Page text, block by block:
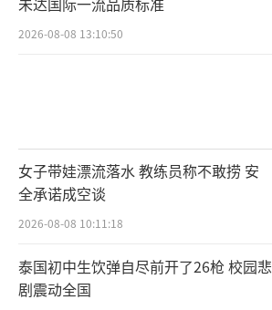
2026-08-08 13:10:50
女子带娃漂流落水 教练员称不敢捞 安
全承诺成空谈
2026-08-08 10:11:18
泰国初中生饮弹自尽前开了26枪 校园悲
剧震动全国